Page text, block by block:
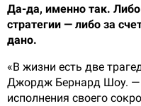
Да-да, именно так.
стратегии — либо за
дано.
«В жизни есть две
Джордж Бернард Шоу. —
исполнения своего